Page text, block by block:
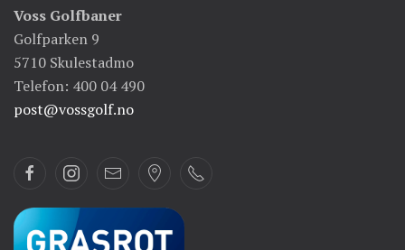
Voss Golfbaner
Golfparken 9
5710 Skulestadmo
Telefon: 400 04 490
post@vossgolf.no